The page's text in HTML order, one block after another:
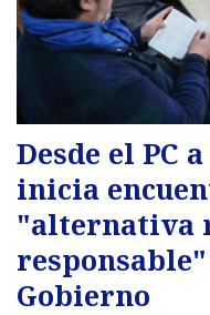
Desde el PC
inicia
"alternativa
Gobierno